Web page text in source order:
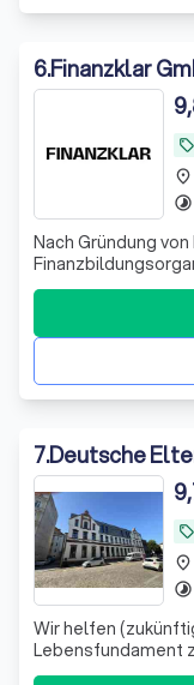
6.Finanzklar
local_offer
Nach Gründung
bei der Umsetzung.
place
timelapse
7.Deutsche
local_offer
Wir helfen
Lebensfundament
Steuervorteile zu
place
timelapse